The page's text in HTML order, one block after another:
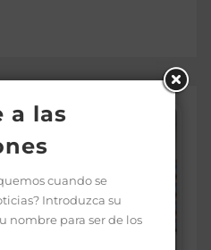
a las
cuando se
Introduzca su
nombre para ser de los